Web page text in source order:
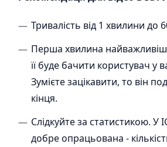
Тривалість від 1 хвилини до
Перша хвилина
її буде бачити користувач у
Зумієте зацікавити, то він
кінця.
Слідкуйте за статистикою. У
добре опрацьована -